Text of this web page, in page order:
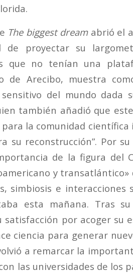
The biggest dreamabrió el
de proyectar su
que no tenían una
de Arecibo, muestra
del mundo dada
también añadió que
la comunidad
su reconstrucción”. Por
de la figura del
y
simbiosis e
esta mañana. Tras
satisfacción por acoger
ciencia para generar
a remarcar la
las universidades de los